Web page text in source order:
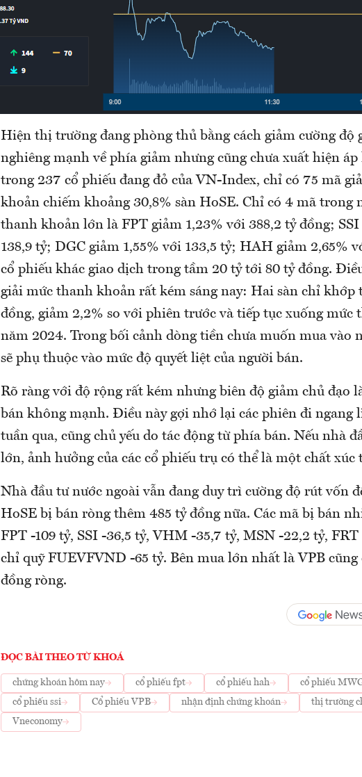
Hiện thị trường đang phòng thủ bằng cách giảm cường độ
nghiêng mạnh về phía giảm nhưng cũng chưa xuất hiện áp
trong 237 cổ phiếu đang đỏ của VN-Index, chỉ có 75 mã
khoản chiếm khoảng 30,8% sàn HoSE. Chỉ có 4 mã trong
thanh khoản lớn là FPT giảm 1,23% với 388,2 tỷ đồng;
138,9 tỷ; DGC giảm 1,55% với 133,5 tỷ; HAH giảm 2,65%
cổ phiếu khác giao dịch trong tầm 20 tỷ tới 80 tỷ đồng.
giải mức thanh khoản rất kém sáng nay: Hai sàn chỉ khớp
đồng, giảm 2,2% so với phiên trước và tiếp tục xuống mức
năm 2024. Trong bối cảnh dòng tiền chưa muốn mua vào
sẽ phụ thuộc vào mức độ quyết liệt của người bán.
Rõ ràng với độ rộng rất kém nhưng biên độ giảm chủ đạo
bán không mạnh. Điều này gợi nhớ lại các phiên đi
tuần qua, cũng chủ yếu do tác động từ phía bán. Nếu nhà
lớn, ảnh hưởng của các cổ phiếu trụ có thể là một chất xúc
Nhà đầu tư nước ngoài vẫn đang duy trì cường độ rút vốn
HoSE bị bán ròng thêm 485 tỷ đồng nữa. Các mã bị bán
FPT -109 tỷ, SSI -36,5 tỷ, VHM -35,7 tỷ, MSN -22,2 tỷ,
chỉ quỹ FUEVFVND -65 tỷ. Bên mua lớn nhất là VPB cũng
đồng ròng.
ĐỌC BÀI THEO TỪ KHOÁ
chứng khoán hôm nay cổ phiếu fpt cổ phiếu hah cổ phiếu
cổ phiếu ssi
Cổ phiếu VPB nhận định chứng khoán
thị trường
Vneconomy